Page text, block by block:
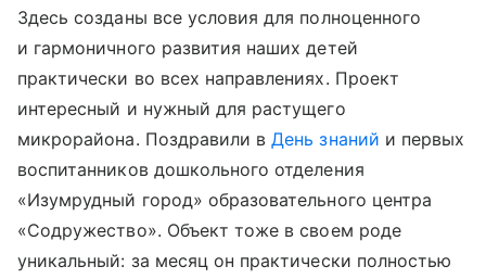
Здесь созданы все условия для полноценного
и гармоничного развития наших детей
практически во всех направлениях. Проект
интересный и нужный для растущего
микрорайона. Поздравили вДень знаний и первых
воспитанников дошкольного отделения
«Изумрудный город» образовательного центра
«Содружество». Объект тоже в своем роде
уникальный: за месяц он практически полностью